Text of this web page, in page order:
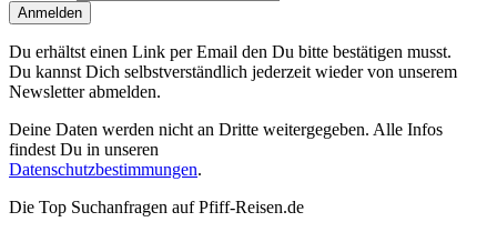
Anmelden
Du erhältst einen Link per Email den Du bitte bestätigen musst.
Du kannst Dich selbstverständlich jederzeit wieder von unserem
Newsletter abmelden.
Deine Daten werden nicht an Dritte weitergegeben. Alle Infos
findest Du in unseren
Datenschutzbestimmungen.
Die Top Suchanfragen auf Pfiff-Reisen.de